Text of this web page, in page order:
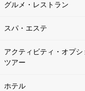
グルメ・レストラン
スパ・エステ
アクティビティ・オプシ
ツアー
ホテル